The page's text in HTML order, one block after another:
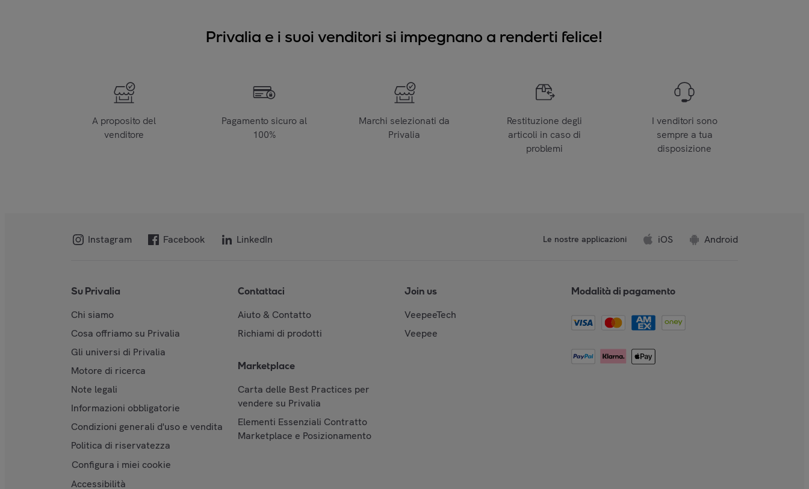
Privalia e i suoi venditori si impegnano a renderti felice!
A proposito del
venditore
Pagamento sicuro al
100%
Marchi selezionati da
Privalia
Restituzione degli
articoli in caso di
problemi
I venditori sono
sempre a tua
disposizione
Instagram Facebook LinkedIn Le nostre applicazioni iOS Android
Su Privalia
Chi siamo
Cosa offriamo su Privalia
Gli universi di Privalia
Motore di ricerca
Note legali
Informazioni obbligatorie
Condizioni generali d'uso e vendita
Politica di riservatezza
Configura i miei cookie
Accessibilità
Contattaci
Aiuto & Contatto
Richiami di prodotti
Marketplace
Carta delle Best Practices per
vendere su Privalia
Elementi Essenziali Contratto
Marketplace e Posizionamento
Join us
VeepeeTech
Veepee
Modalità di pagamento